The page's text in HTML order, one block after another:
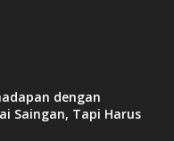
dengan
Saingan, Tapi Harus